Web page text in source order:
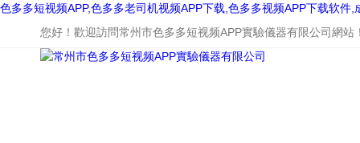
色多多短视频APP,色多多老司机视频APP下载,色多多视频APP下载软件,
您好！歡迎訪問常州市色多多短视频APP實驗儀器有限公司網站